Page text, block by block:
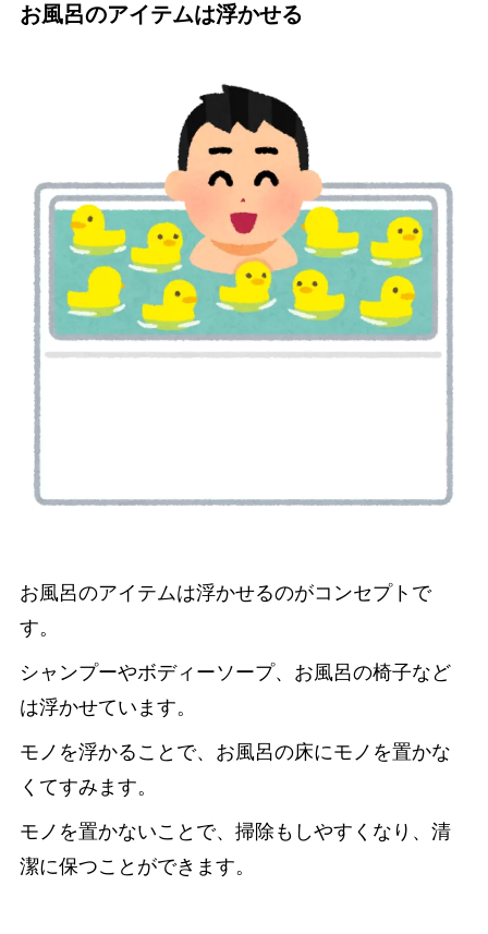
お風呂のアイテムは浮かせる
お風呂のアイテムは浮かせるのがコンセプトで
す。
シャンプーやボディーソープ、お風呂の椅子など
は浮かせています。
モノを浮かることで、お風呂の床にモノを置かな
くてすみます。
モノを置かないことで、掃除もしやすくなり、清
潔に保つことができます。